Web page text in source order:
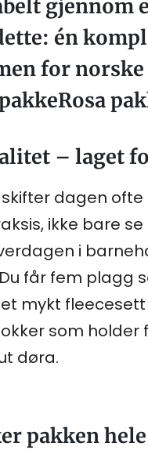
gjennom
én
for
– laget
dagen
ikke bare
i
får fem plagg
mykt
som
døra.
pakken